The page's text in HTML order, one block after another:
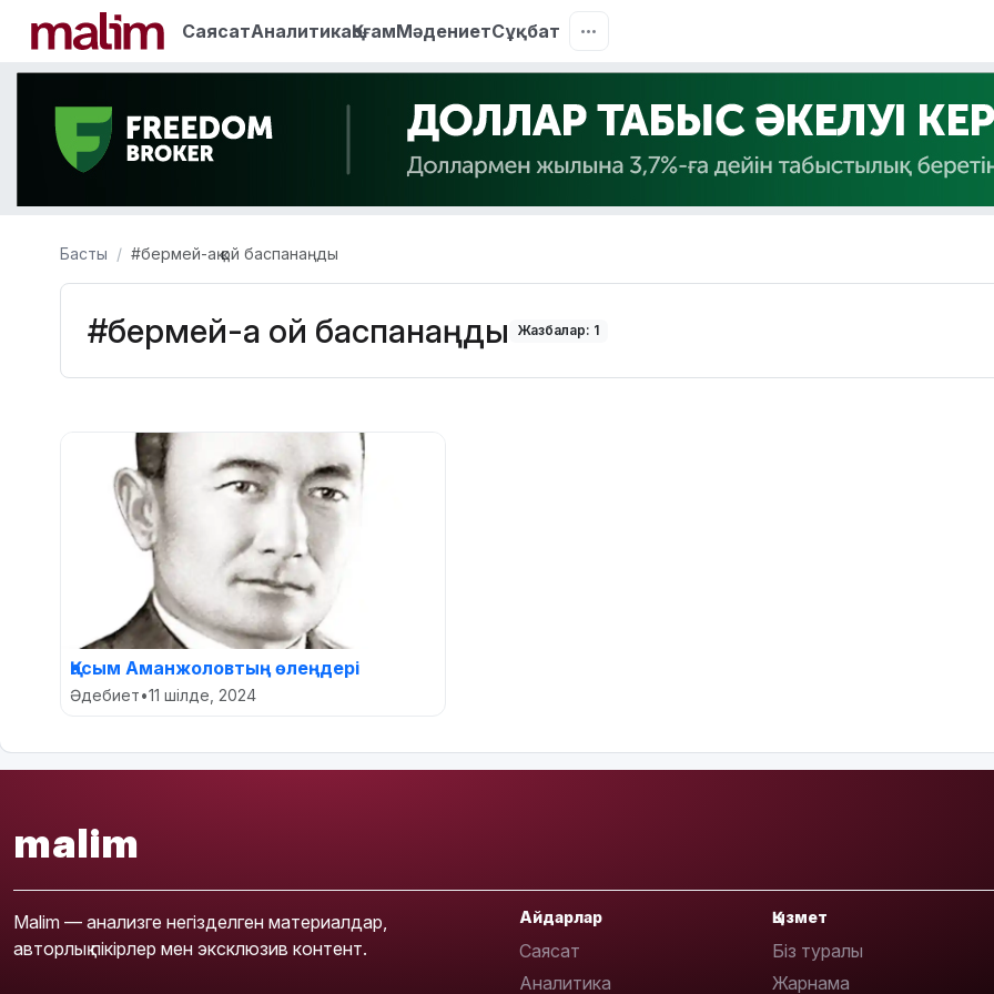
СаясатАналитикаҚоғамМәдениетСұқбат
Басты #бермей-ақ қой баспанаңды
#бермей-ақ қой баспанаңды Жазбалар: 1
Қасым Аманжоловтың өлеңдері
Әдебиет•11 шілде, 2024
malim
Malim — анализге негізделген материалдар,
авторлық пікірлер мен эксклюзив контент.
Айдарлар
Саясат
Аналитика
Қызмет
Біз туралы
Жарнама